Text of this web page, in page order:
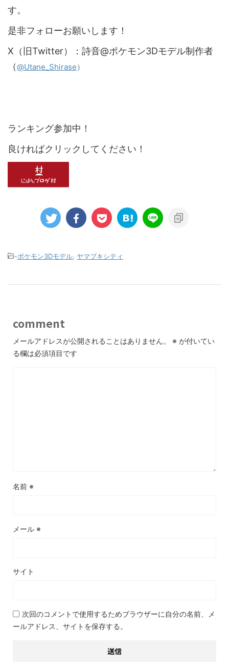
す。
是非フォローお願いします！
X（旧Twitter）：詩音@ポケモン3Dモデル制作者
（@Utane_Shirase）
ランキング参加中！
良ければクリックしてください！
-ポケモン3Dモデル ヤマブキシティ
comment
メールアドレスが公開されることはありません。 ※ が付いてい
る欄は必須項目です
名前 ※
メール ※
サイト
次回のコメントで使用するためブラウザーに自分の名前、メ
ールアドレス、サイトを保存する。